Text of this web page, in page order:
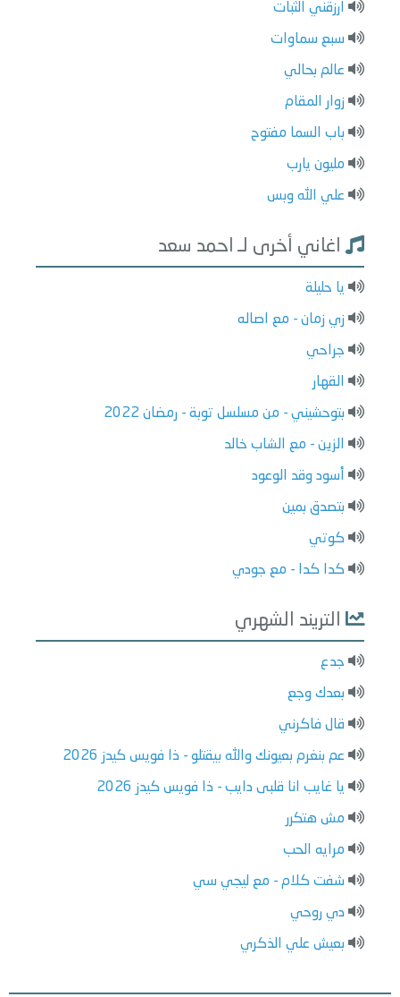
ارزقني الثبات
سبع سماوات
عالم بحالي
زوار المقام
باب السما مفتوح
مليون يارب
علي الله وبس
اغاني أخرى لـ احمد سعد
يا حليلة
زي زمان - مع اصاله
جراحي
القهار
بتوحشيني - من مسلسل توبة - رمضان 2022
الزين - مع الشاب خالد
أسود وقد الوعود
بتصدق بمين
كوتي
كدا كدا - مع جودي
التريند الشهري
جدع
بعدك وجع
قال فاكرني
عم بنغرم بعيونك والله بيقتلو - ذا فويس كيدز 2026
يا غايب انا قلبى دايب - ذا فويس كيدز 2026
مش هتكرر
مرايه الحب
شفت كلام - مع ليجي سي
دي روحي
بعيش علي الذكري